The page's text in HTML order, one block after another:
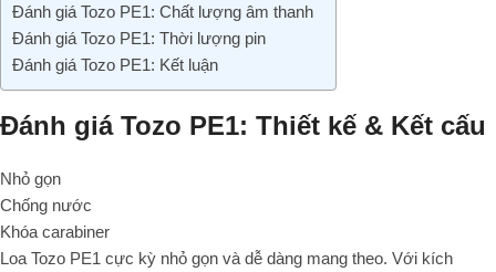
Đánh giá Tozo PE1: Chất lượng âm thanh
Đánh giá Tozo PE1: Thời lượng pin
Đánh giá Tozo PE1: Kết luận
Đánh giá Tozo PE1: Thiết kế & Kết cấu
Nhỏ gọn
Chống nước
Khóa carabiner
Loa Tozo PE1 cực kỳ nhỏ gọn và dễ dàng mang theo. Với kích